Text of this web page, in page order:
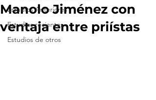
Estudios Anteriores
Estudios recientes
Estudios de otros
Manolo Jiménez con
ventaja entre priístas